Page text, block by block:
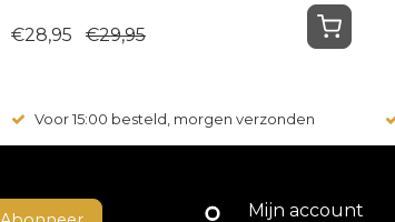
€28,95 €29,95
Voor 15:00 besteld, morgen verzonden
Mijn account